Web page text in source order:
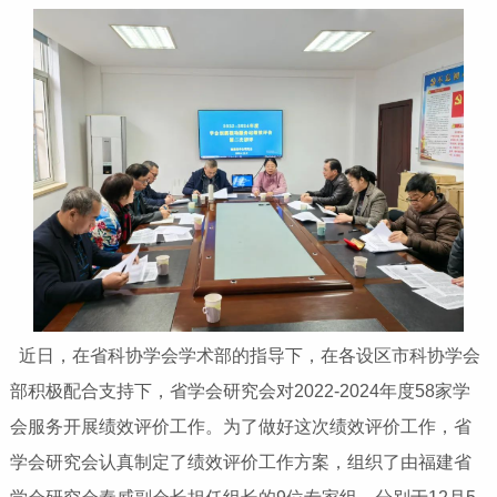
近日，在省科协学会学术部的指导下，在各设区市科协学会
部积极配合支持下，省学会研究会对2022-2024年度58家学
会服务开展绩效评价工作。为了做好这次绩效评价工作，省
学会研究会认真制定了绩效评价工作方案，组织了由福建省